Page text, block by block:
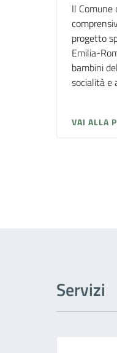
Il
progetto
Emilia-
bambini
socialità e
VAI ALLA
Servizi